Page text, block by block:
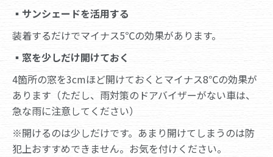
▪ サンシェードを活用する
装着するだけでマイナス5℃の効果があります。
▪ 窓を少しだけ開けておく
4箇所の窓を3cmほど開けておくとマイナス8℃の効果が
あります（ただし、雨対策のドアバイザーがない車は、
急な雨に注意してください）
※開けるのは少しだけです。あまり開けてしまうのは防
犯上おすすめできません。お気を付けください。